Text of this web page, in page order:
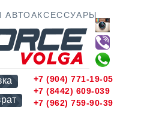
АВТОАКСЕССУАРЫ
+7 (904) 771-19-05
+7 (8442) 609-039
+7 (962) 759-90-39